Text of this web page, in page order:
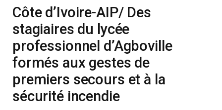
Côte d’Ivoire-AIP/ Des
stagiaires du lycée
professionnel d’Agboville
formés aux gestes de
premiers secours et à la
sécurité incendie